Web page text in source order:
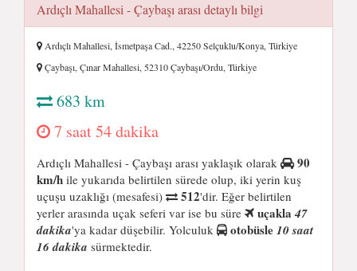
Ardıçlı Mahallesi - Çaybaşı arası detaylı bilgi
Ardıçlı Mahallesi, İsmetpaşa Cad., 42250 Selçuklu/Konya, Türkiye
Çaybaşı, Çınar Mahallesi, 52310 Çaybaşı/Ordu, Türkiye
683 km
7 saat 54 dakika
Ardıçlı Mahallesi - Çaybaşı arası yaklaşık olarak
90
km/h ile yukarıda belirtilen sürede olup, iki yerin kuş
uçuşu uzaklığı (mesafesi)
512'dir. Eğer belirtilen
yerler arasında uçak seferi var ise bu süre
uçakla 47
dakika'ya kadar düşebilir. Yolculuk otobüsle10 saat
16 dakika sürmektedir.